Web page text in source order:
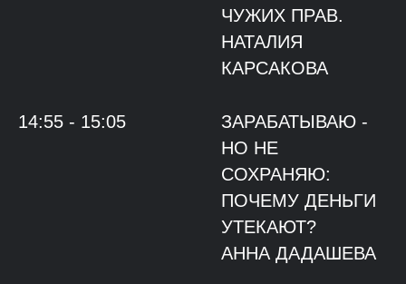
ЧУЖИХ ПРАВ.
НАТАЛИЯ
КАРСАКОВА
14:55 - 15:05
ЗАРАБАТЫВАЮ -
НО НЕ
СОХРАНЯЮ:
ПОЧЕМУ ДЕНЬГИ
УТЕКАЮТ?
АННА ДАДАШЕВА